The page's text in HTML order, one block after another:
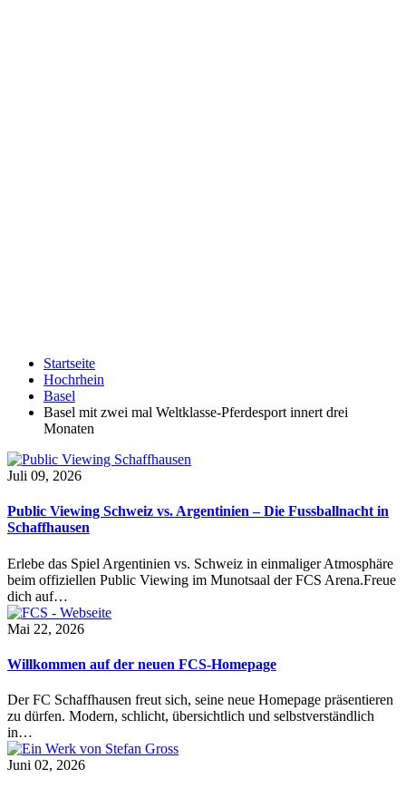
Startseite
Hochrhein
Basel
Basel mit zwei mal Weltklasse-Pferdesport innert drei
Monaten
Juli 09, 2026
Public Viewing Schweiz vs. Argentinien – Die Fussballnacht in
Schaffhausen
Erlebe das Spiel Argentinien vs. Schweiz in einmaliger Atmosphäre
beim offiziellen Public Viewing im Munotsaal der FCS Arena.Freue
dich auf…
Mai 22, 2026
Willkommen auf der neuen FCS-Homepage
Der FC Schaffhausen freut sich, seine neue Homepage präsentieren
zu dürfen. Modern, schlicht, übersichtlich und selbstverständlich
in…
Juni 02, 2026